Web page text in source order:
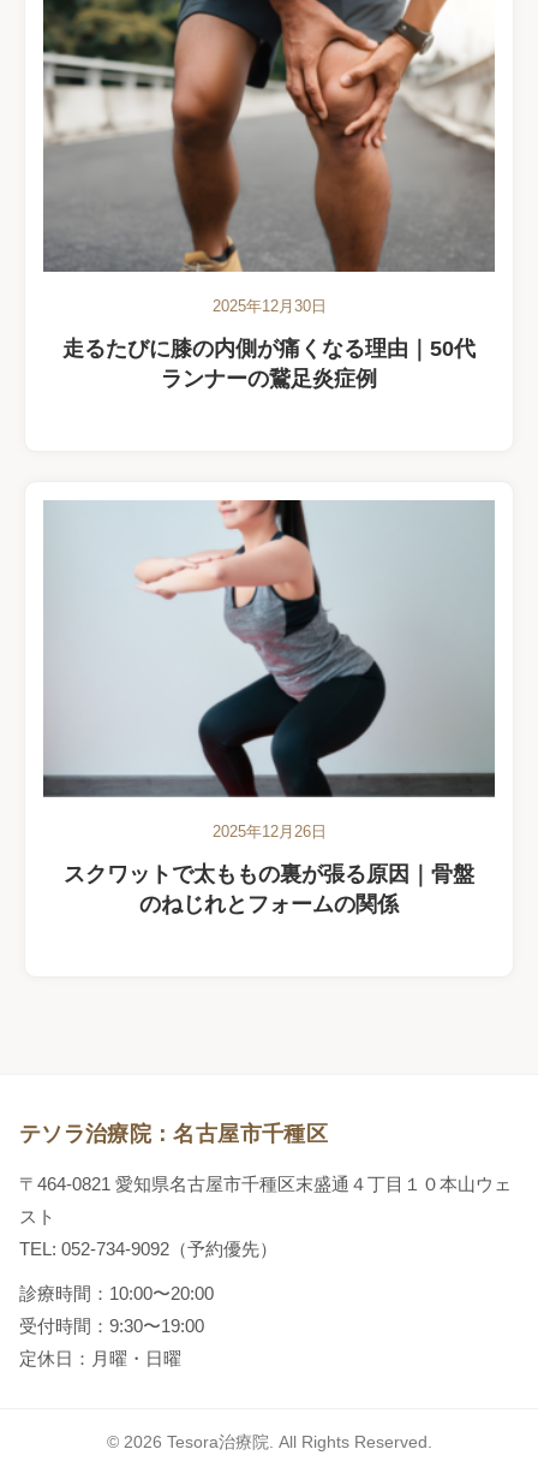
2025年12月30日
走るたびに膝の内側が痛くなる理由｜50代
ランナーの鵞足炎症例
2025年12月26日
スクワットで太ももの裏が張る原因｜骨盤
のねじれとフォームの関係
テソラ治療院：名古屋市千種区
〒464-0821 愛知県名古屋市千種区末盛通４丁目１０本山ウェ
スト
TEL: 052-734-9092（予約優先）
診療時間：10:00〜20:00
受付時間：9:30〜19:00
定休日：月曜・日曜
© 2026 Tesora治療院. All Rights Reserved.